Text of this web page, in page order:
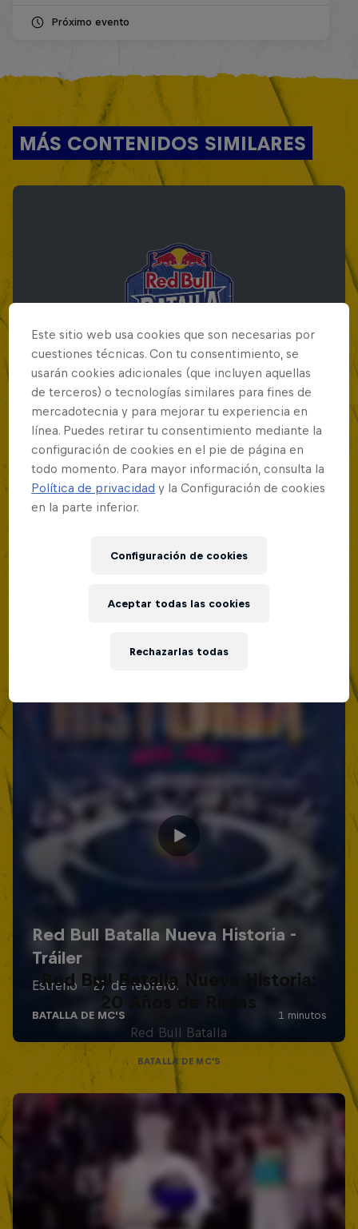
Próximo evento
MÁS CONTENIDOS SIMILARES
Red Bull Batalla Final Torneo de Plazas
2026
19 Septiembre 2026
Lima, Peru
Red Bull Batalla Nueva Historia:
20 Años de Rimas
Red Bull Batalla
BATALLA DE MC'S
Este sitio web usa cookies que son necesarias por
cuestiones técnicas. Con tu consentimiento, se
usarán cookies adicionales (que incluyen aquellas
de terceros) o tecnologías similares para fines de
mercadotecnia y para mejorar tu experiencia en
línea. Puedes retirar tu consentimiento mediante la
configuración de cookies en el pie de página en
todo momento. Para mayor información, consulta la
Política de privacidad y la Configuración de cookies
en la parte inferior.
Configuración de cookies
Rechazarlas todas
Aceptar todas las cookies